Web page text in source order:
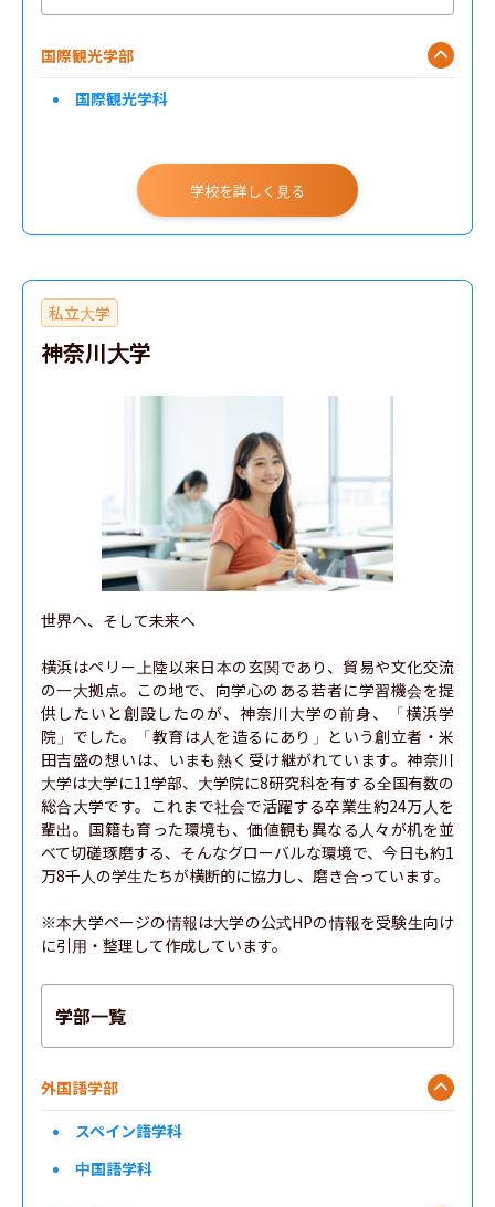
国際観光学部
国際観光学科
学校を詳しく見る
私立大学
神奈川大学
世界へ、そして未来へ
横浜はペリー上陸以来日本の玄関であり、貿易や文化交流
の一大拠点。この地で、向学心のある若者に学習機会を提
供したいと創設したのが、神奈川大学の前身、「横浜学
院」でした。「教育は人を造るにあり」という創立者・米
田吉盛の想いは、いまも熱く受け継がれています。神奈川
大学は大学に11学部、大学院に8研究科を有する全国有数の
総合大学です。これまで社会で活躍する卒業生約24万人を
輩出。国籍も育った環境も、価値観も異なる人々が机を並
べて切磋琢磨する、そんなグローバルな環境で、今日も約1
万8千人の学生たちが横断的に協力し、磨き合っています。
※本大学ページの情報は大学の公式HPの情報を受験生向け
に引用・整理して作成しています。
学部一覧
外国語学部
スペイン語学科
中国語学科